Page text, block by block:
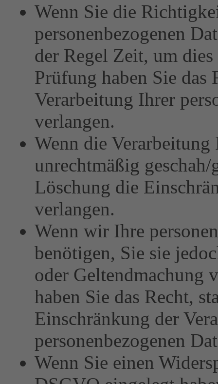
Wenn Sie die
personenbezogenen
der Regel Zeit, um
Prüfung haben Sie das
Verarbeitung Ihrer
verlangen.
Wenn die Verarbeitung
unrechtmäßig
Löschung die
verlangen.
Wenn wir Ihre
benötigen, Sie sie
oder Geltendmachung
haben Sie das Recht,
Einschränkung der
personenbezogenen
Wenn Sie einen